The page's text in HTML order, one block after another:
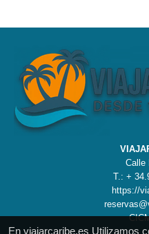
En viajarcaribe.es Utilizamos
Calle
T.: +
https://